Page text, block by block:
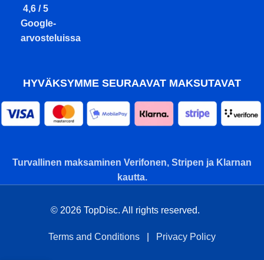
4,6 / 5
Google-
arvosteluissa
HYVÄKSYMME SEURAAVAT MAKSUTAVAT
Turvallinen maksaminen Verifonen, Stripen ja Klarnan
kautta.
© 2026 TopDisc. All rights reserved.
Terms and Conditions Privacy Policy